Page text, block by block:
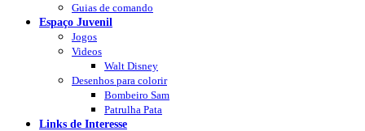
Guias de comando
Espaço Juvenil
Jogos
Videos
Walt Disney
Desenhos para colorir
Bombeiro Sam
Patrulha Pata
Links de Interesse